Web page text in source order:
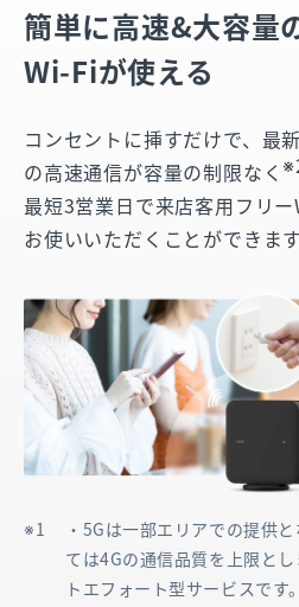
簡単に高速&大容量
Wi-Fiが使える
コンセントに挿すだけで、最
の高速通信が容量の制限なく
最短3営業日で来店客用フリ
お使いいただくことができます
・5Gは一部エリアでの提供
ては4Gの通信品質を上限と
トエフォート型サービスです